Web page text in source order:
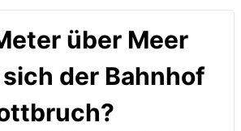
über Meer
der Bahnhof